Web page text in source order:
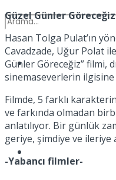
Türkiye
No Result
View All Result
Güzel Günler Göreceğiz
Hasan Tolga Pulat’ın
Cavadzade, Uğur Polat
Günler Göreceğiz” filmi,
sinemaseverlerin ilgisine
Filmde, 5 farklı
ve farkında olmadan
anlatılıyor. Bir günlük
geriye, şimdiye ve
-Yabancı filmler-